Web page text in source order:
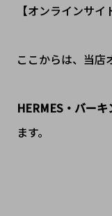
【オンラインサイ
ここからは、当店
HERMES・バー
ます。